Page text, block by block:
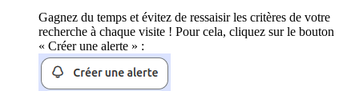
Gagnez du temps et évitez de ressaisir les critères de votre
recherche à chaque visite ! Pour cela, cliquez sur le bouton
« Créer une alerte » :